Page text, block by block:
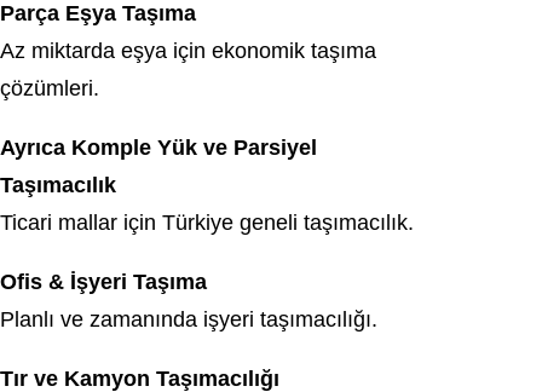
Parça Eşya Taşıma
Az miktarda eşya için ekonomik taşıma
çözümleri.
Ayrıca Komple Yük ve Parsiyel
Taşımacılık
Ticari mallar için Türkiye geneli taşımacılık.
Ofis & İşyeri Taşıma
Planlı ve zamanında işyeri taşımacılığı.
Tır ve Kamyon Taşımacılığı